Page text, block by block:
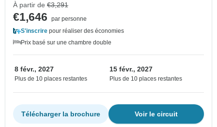
À partir de €3,291
€1,646
par personne
S'inscrire pour réaliser des économies
Prix basé sur une chambre double
8 févr., 2027
Plus de 10 places restantes
15 févr., 2027
Plus de 10 places restantes
Voir le circuit
Télécharger la brochure